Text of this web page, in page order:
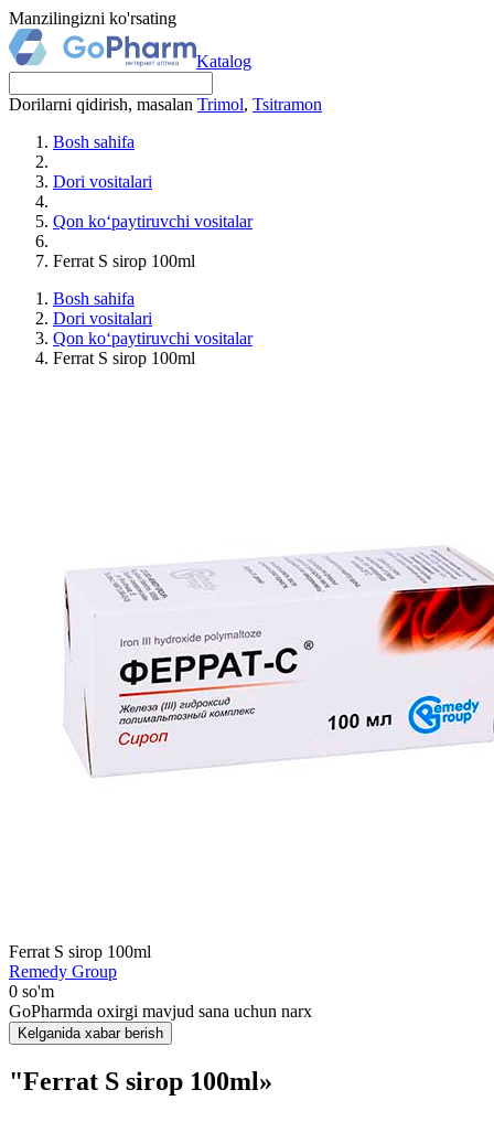
Manzilingizni ko'rsating
Katalog
Dorilarni qidirish, masalan Trimol, Tsitramon
Bosh sahifa
Dori vositalari
Qon ko‘paytiruvchi vositalar
Ferrat S sirop 100ml
Bosh sahifa
Dori vositalari
Qon ko‘paytiruvchi vositalar
Ferrat S sirop 100ml
Ferrat S sirop 100ml
Remedy Group
0 so'm
GoPharmda oxirgi mavjud sana uchun narx
Kelganida xabar berish
"Ferrat S sirop 100ml»